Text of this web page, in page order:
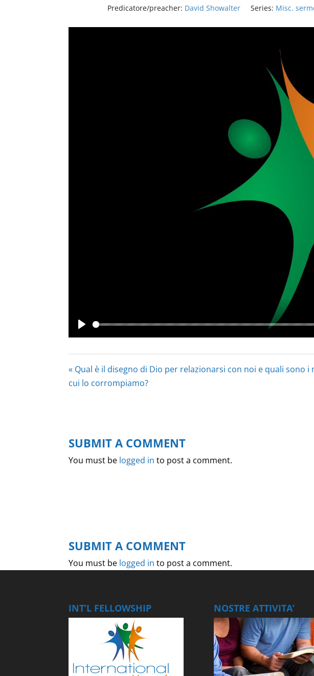
Predicatore/preacher: David Showalter Series: Misc.
Play
« Qual è il disegno di Dio per relazionarsi con noi e quali sono i
cui lo corrompiamo?
SUBMIT A COMMENT
You must be logged in to post a comment.
SUBMIT A COMMENT
You must be logged in to post a comment.
INT’L FELLOWSHIP NOSTRE ATTIVITA’